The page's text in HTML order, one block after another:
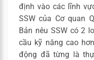
định vào các lĩnh
SSW của Cơ quan
Bản nêu SSW có 2
cầu kỹ năng cao
động đã từng là